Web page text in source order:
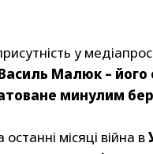
у
Малюк – його
минулим
останні місяці війна в